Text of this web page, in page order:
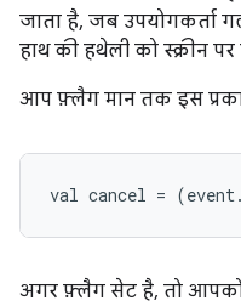
जाता है, जब उपयोगकर्ता
हाथ की हथेली को स्क्रीन
आप फ़्लैग मान तक इस
अगर फ़्लैग सेट है, तो